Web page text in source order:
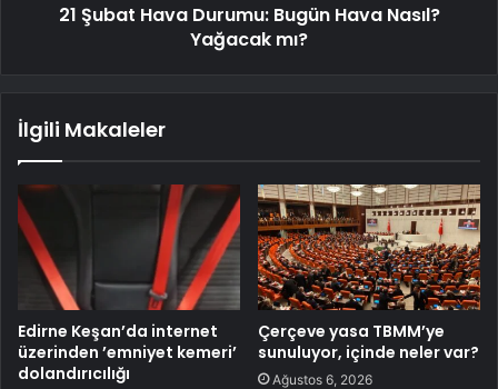
21 Şubat Hava Durumu: Bugün Hava Nasıl?
Yağacak mı?
İlgili Makaleler
Edirne Keşan’da internet
üzerinden ’emniyet kemeri’
dolandırıcılığı
Çerçeve yasa TBMM’ye
sunuluyor, içinde neler var?
Ağustos 6, 2026